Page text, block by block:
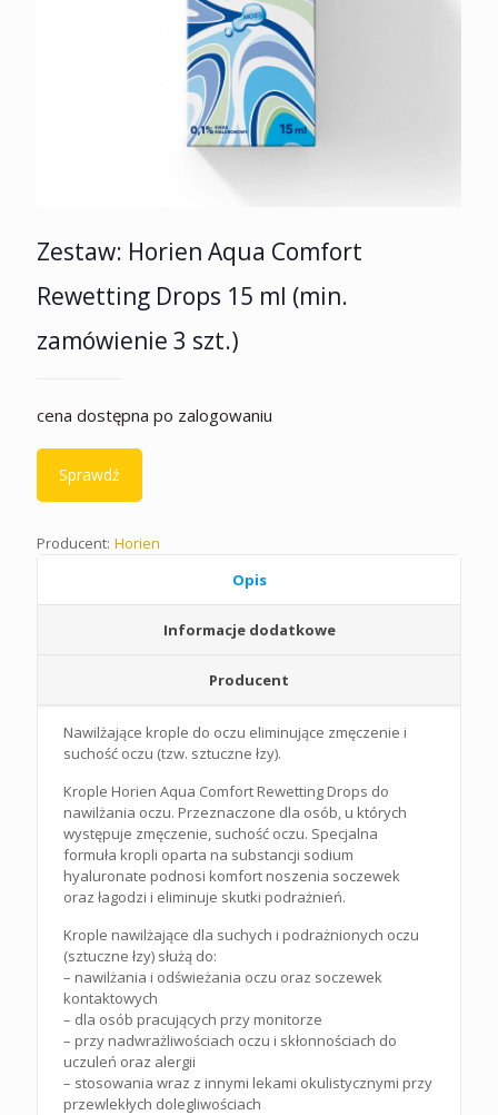
Zestaw: Horien Aqua Comfort
Rewetting Drops 15 ml (min.
zamówienie 3 szt.)
cena dostępna po zalogowaniu
Sprawdź
Producent: Horien
Opis
Informacje dodatkowe
Producent
Nawilżające krople do oczu eliminujące zmęczenie i
suchość oczu (tzw. sztuczne łzy).
Krople Horien Aqua Comfort Rewetting Drops do
nawilżania oczu. Przeznaczone dla osób, u których
występuje zmęczenie, suchość oczu. Specjalna
formuła kropli oparta na substancji sodium
hyaluronate podnosi komfort noszenia soczewek
oraz łagodzi i eliminuje skutki podrażnień.
Krople nawilżające dla suchych i podrażnionych oczu
(sztuczne łzy) służą do:
– nawilżania i odświeżania oczu oraz soczewek
kontaktowych
– dla osób pracujących przy monitorze
– przy nadwrażliwościach oczu i skłonnościach do
uczuleń oraz alergii
– stosowania wraz z innymi lekami okulistycznymi przy
przewlekłych dolegliwościach